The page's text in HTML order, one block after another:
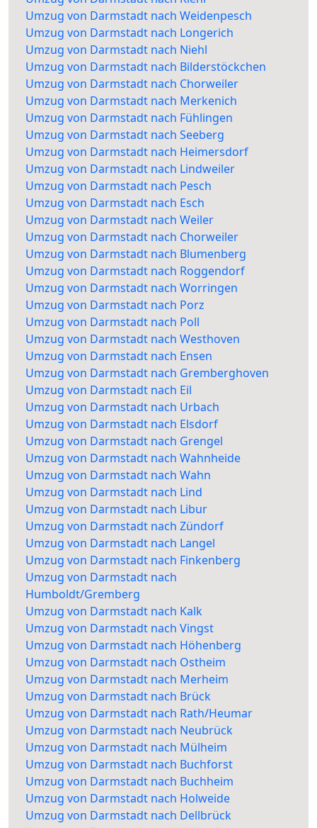
Umzug von Darmstadt nach Weidenpesch
Umzug von Darmstadt nach Longerich
Umzug von Darmstadt nach Niehl
Umzug von Darmstadt nach Bilderstöckchen
Umzug von Darmstadt nach Chorweiler
Umzug von Darmstadt nach Merkenich
Umzug von Darmstadt nach Fühlingen
Umzug von Darmstadt nach Seeberg
Umzug von Darmstadt nach Heimersdorf
Umzug von Darmstadt nach Lindweiler
Umzug von Darmstadt nach Pesch
Umzug von Darmstadt nach Esch
Umzug von Darmstadt nach Weiler
Umzug von Darmstadt nach Chorweiler
Umzug von Darmstadt nach Blumenberg
Umzug von Darmstadt nach Roggendorf
Umzug von Darmstadt nach Worringen
Umzug von Darmstadt nach Porz
Umzug von Darmstadt nach Poll
Umzug von Darmstadt nach Westhoven
Umzug von Darmstadt nach Ensen
Umzug von Darmstadt nach Gremberghoven
Umzug von Darmstadt nach Eil
Umzug von Darmstadt nach Urbach
Umzug von Darmstadt nach Elsdorf
Umzug von Darmstadt nach Grengel
Umzug von Darmstadt nach Wahnheide
Umzug von Darmstadt nach Wahn
Umzug von Darmstadt nach Lind
Umzug von Darmstadt nach Libur
Umzug von Darmstadt nach Zündorf
Umzug von Darmstadt nach Langel
Umzug von Darmstadt nach Finkenberg
Umzug von Darmstadt nach
Humboldt/Gremberg
Umzug von Darmstadt nach Kalk
Umzug von Darmstadt nach Vingst
Umzug von Darmstadt nach Höhenberg
Umzug von Darmstadt nach Ostheim
Umzug von Darmstadt nach Merheim
Umzug von Darmstadt nach Brück
Umzug von Darmstadt nach Rath/Heumar
Umzug von Darmstadt nach Neubrück
Umzug von Darmstadt nach Mülheim
Umzug von Darmstadt nach Buchforst
Umzug von Darmstadt nach Buchheim
Umzug von Darmstadt nach Holweide
Umzug von Darmstadt nach Dellbrück